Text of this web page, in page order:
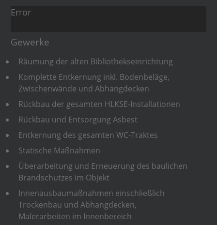
Error
Gewerke
Räumung der alten Bibliothekseinrichtung
Komplette Entkernung inkl. Bodenbeläge,
Zwischenwände und Abhangdecken
Rückbau der gesamten HLKSE-Installationen
Rückbau und Entsorgung Asbest
Entkernung des gesamten WC-Traktes
Statische Maßnahmen
Überarbeitung und Erneuerung des baulichen
Brandschutzes im Objekt
Innenausbaumaßnahmen einschließlich
Trockenbau und Abhangdecken,
Malerarbeiten im Innenbereich